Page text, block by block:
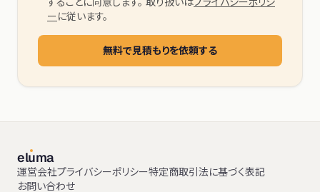
ーに従います。
無料で見積もりを依頼する
eluma
運営会社プライバシーポリシー特定商取引法に基づく表記
お問い合わせ